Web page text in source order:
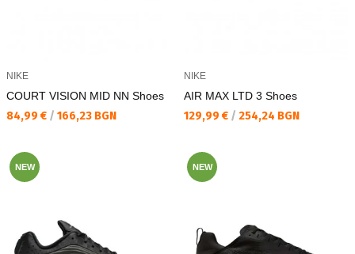
NIKE
COURT VISION MID NN Shoes
Текуща цена:
84,99 € / 166,23 BGN
NIKE
AIR MAX LTD 3 Shoes
Текуща цена:
129,99 € / 254,24 BGN
NEW NEW